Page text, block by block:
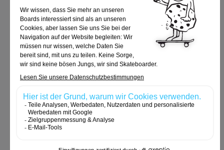
Lieferung und Rücksendungen
Rechtliche Hinweise
Datenschutzrichtlinie
Kontaktieren Sie uns
Cookies und persönliche Daten